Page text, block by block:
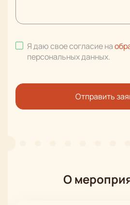
Я даю свое согласие на
персональных данных.
Отправить
О